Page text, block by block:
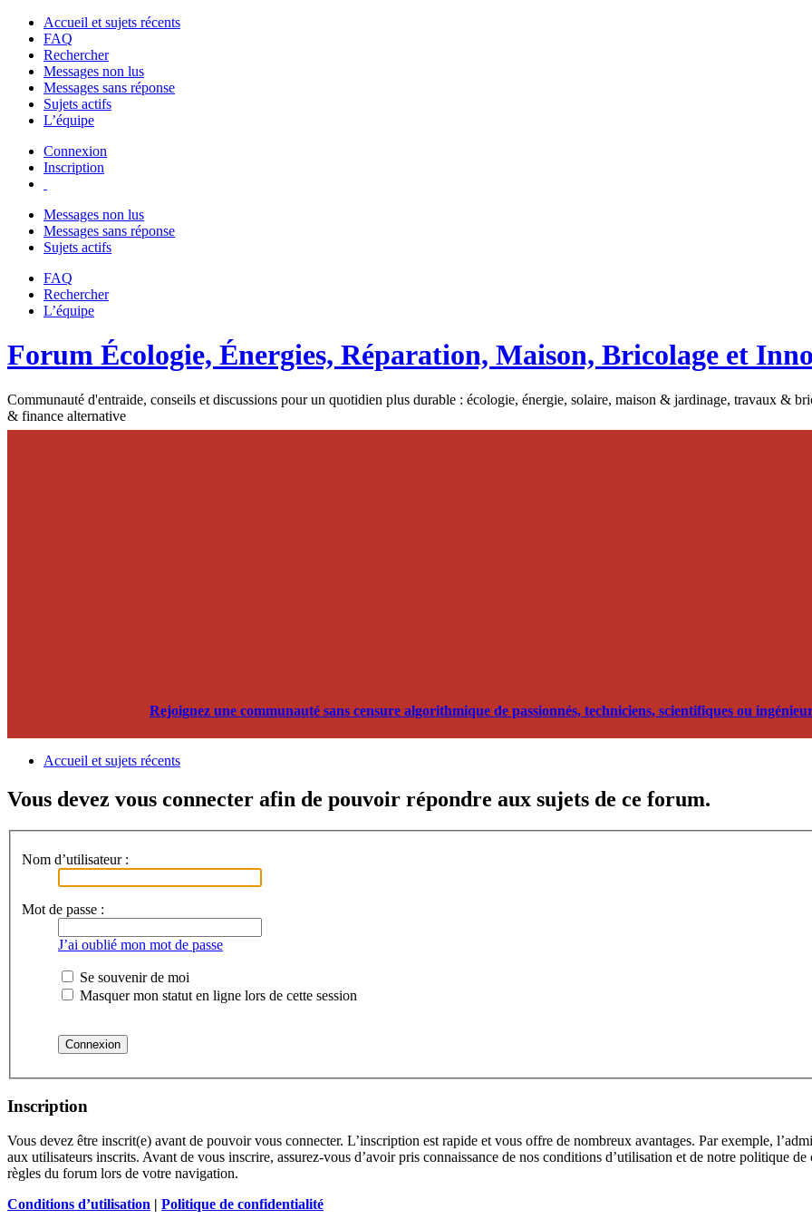
Accueil et sujets récents
FAQ
Rechercher
Messages non lus
Messages sans réponse
Sujets actifs
L’équipe
Connexion
Inscription
Messages non lus
Messages sans réponse
Sujets actifs
FAQ
Rechercher
L’équipe
Forum Écologie, Énergies, Réparation, Maison, Bricolage et
Communauté d'entraide, conseils et discussions pour un quotidien plus durable : écologie, énergie, solaire, maison & jardinage, travaux &
& finance alternative
Rejoignez une communauté sans censure algorithmique de passionnés, techniciens, scientifiques ou
Accueil et sujets récents
Vous devez vous connecter afin de pouvoir répondre aux sujets de ce forum.
Nom d’utilisateur :
Mot de passe :
J’ai oublié mon mot de passe
Se souvenir de moi
Masquer mon statut en ligne lors de cette session
Inscription
Vous devez être inscrit(e) avant de pouvoir vous connecter. L’inscription est rapide et vous offre de nombreux avantages. Par exemple,
aux utilisateurs inscrits. Avant de vous inscrire, assurez-vous d’avoir pris connaissance de nos conditions d’utilisation et de notre politique
règles du forum lors de votre navigation.
Conditions d’utilisation | Politique de confidentialité